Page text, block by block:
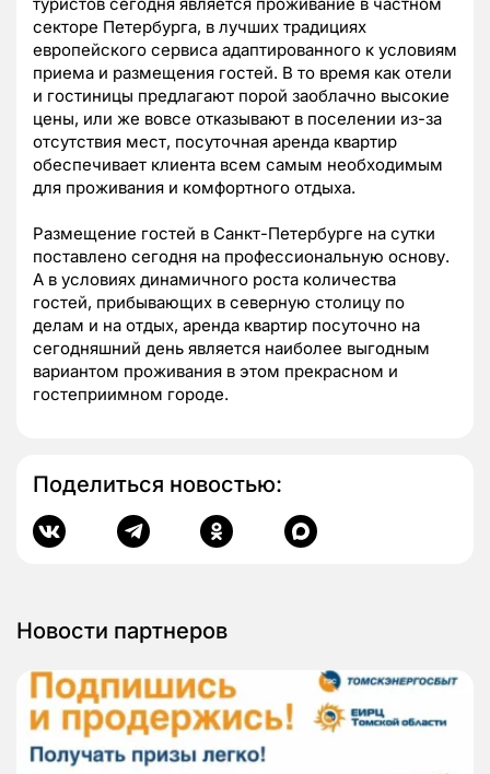
туристов сегодня является проживание в частном
секторе Петербурга, в лучших традициях
европейского сервиса адаптированного к условиям
приема и размещения гостей. В то время как отели
и гостиницы предлагают порой заоблачно высокие
цены, или же вовсе отказывают в поселении из-за
отсутствия мест, посуточная аренда квартир
обеспечивает клиента всем самым необходимым
для проживания и комфортного отдыха.
Размещение гостей в Санкт-Петербурге на сутки
поставлено сегодня на профессиональную основу.
А в условиях динамичного роста количества
гостей, прибывающих в северную столицу по
делам и на отдых, аренда квартир посуточно на
сегодняшний день является наиболее выгодным
вариантом проживания в этом прекрасном и
гостеприимном городе.
Поделиться новостью:
Новости партнеров